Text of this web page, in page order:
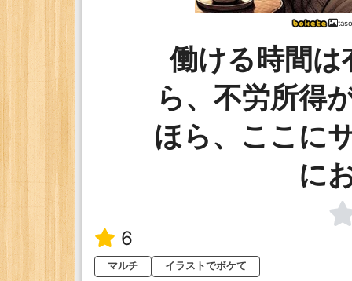
働ける時間
ら、不労所得
ほら、ここに
に
6
マルチ イラストでボケて